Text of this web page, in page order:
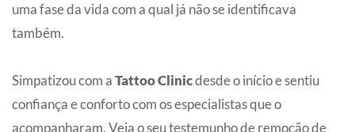
uma fase da vida com a qual já não se identificava
também.
Simpatizou com aTattoo Clinicdesde o início e sentiu
confiança e conforto com os especialistas que o
acompanharam. Veja o seu testemunho de remoção de